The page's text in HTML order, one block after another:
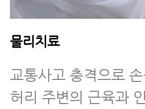
물리치료
교통사고 충격으로
허리 주변의 근육과